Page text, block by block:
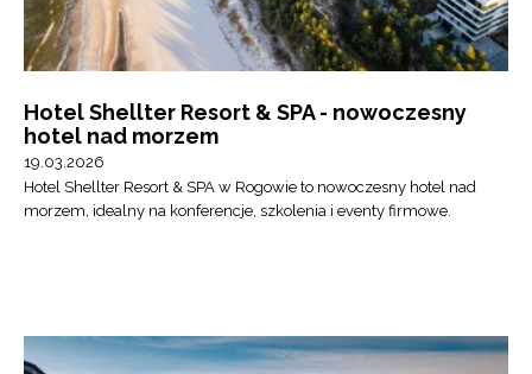
Hotel Shellter Resort & SPA - nowoczesny
hotel nad morzem
19.03.2026
Hotel Shellter Resort & SPA w Rogowie to nowoczesny hotel nad
morzem, idealny na konferencje, szkolenia i eventy firmowe.